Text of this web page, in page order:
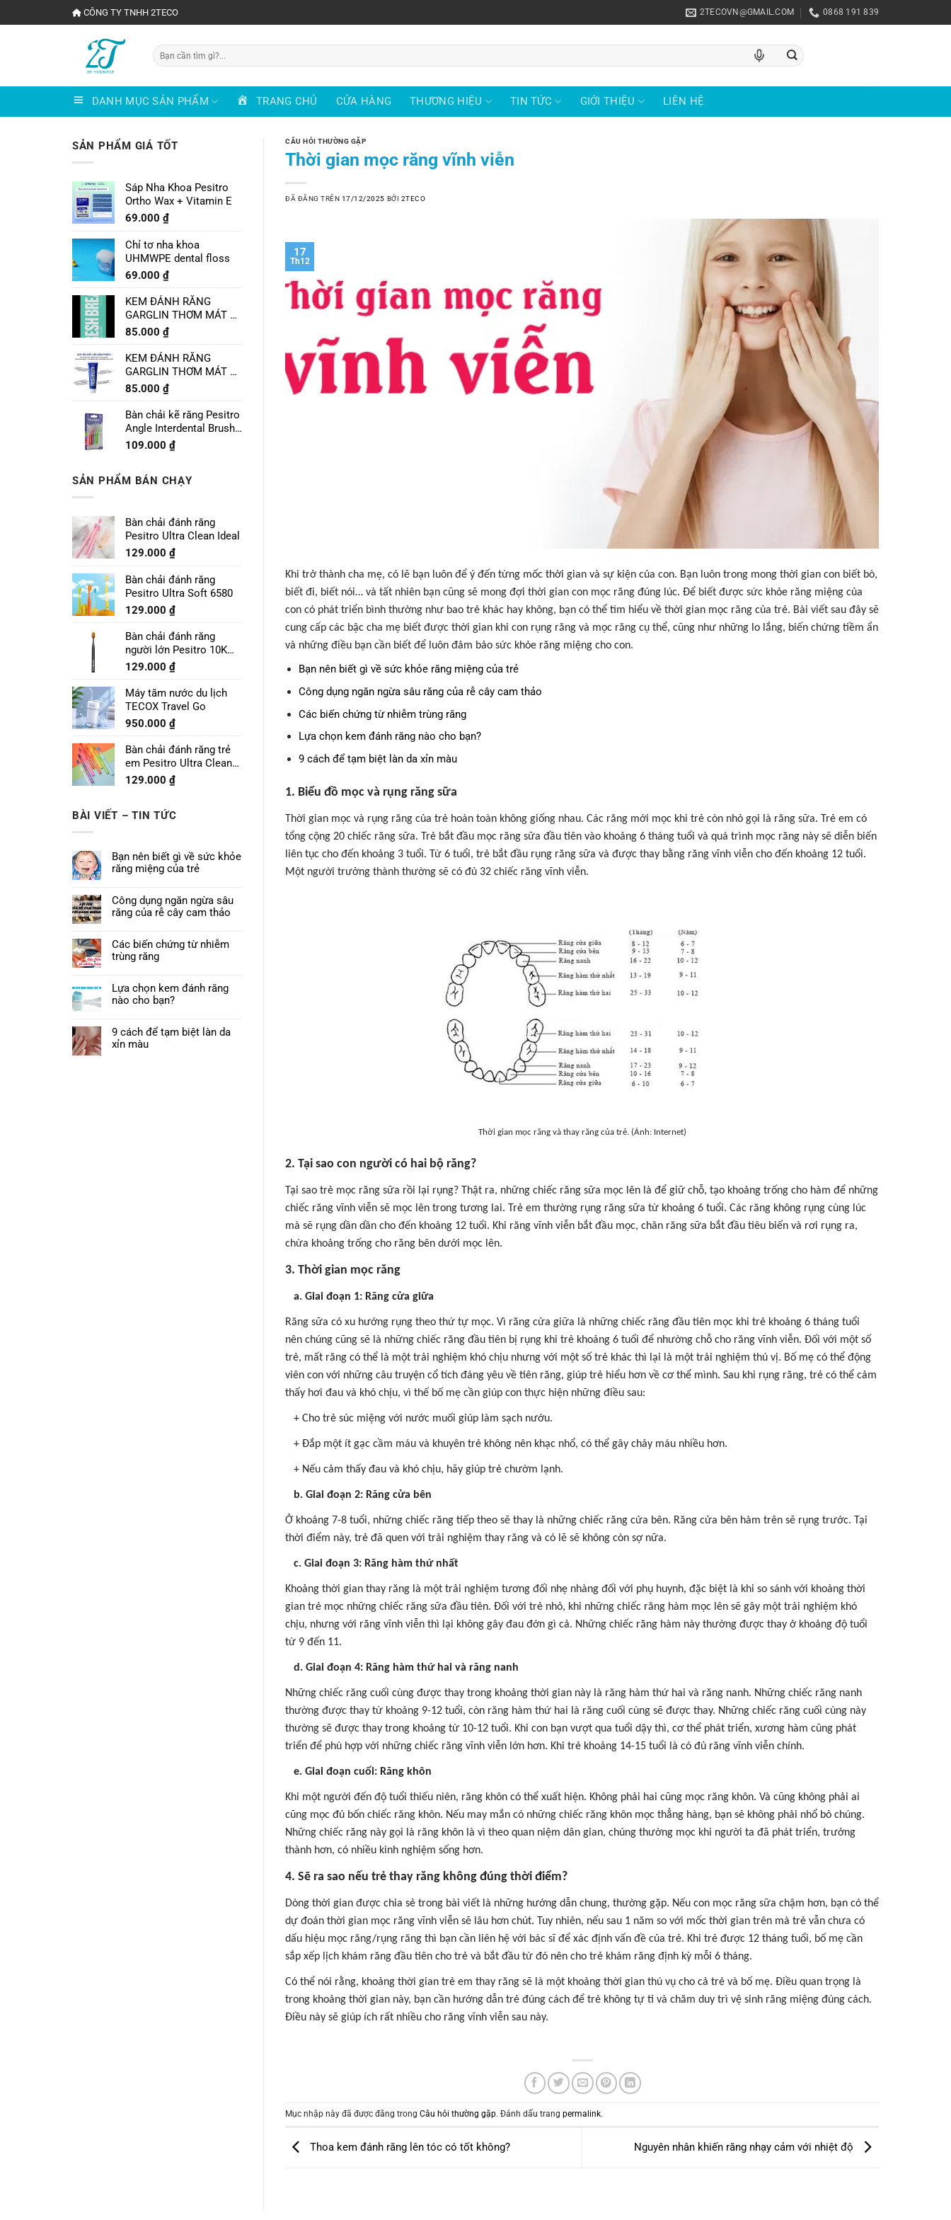
đến
CÔNG TY TNHH 2TECO 2TECOVN@GMAIL.COM 0868 191 839
Tìm
kiếm:
DANH MỤC SẢN PHẨM TRANG CHỦ CỬA HÀNG THƯƠNG HIỆU TIN TỨC GIỚI THIỆU LIÊN HỆ
SẢN PHẨM GIÁ TỐT
Sáp Nha Khoa Pesitro
Ortho Wax + Vitamin E
69.000 ₫
Chỉ tơ nha khoa
UHMWPE dental floss
69.000 ₫
KEM ĐÁNH RĂNG
GARGLIN THƠM MÁT VỊ
CHANH LIME MINT
85.000 ₫
KEM ĐÁNH RĂNG
GARGLIN THƠM MÁT VỊ
BẠC HÀ SPEARMINT
85.000 ₫
Bàn chải kẽ răng Pesitro
Angle Interdental Brush
Size 1 - 0.7mm
109.000 ₫
SẢN PHẨM BÁN CHẠY
Bàn chải đánh răng
Pesitro Ultra Clean Ideal
129.000 ₫
Bàn chải đánh răng
Pesitro Ultra Soft 6580
129.000 ₫
Bàn chải đánh răng
người lớn Pesitro 10K
Pro
129.000 ₫
Máy tăm nước du lịch
TECOX Travel Go
950.000 ₫
Bàn chải đánh răng trẻ
em Pesitro Ultra Clean
Prime 7680
129.000 ₫
BÀI VIẾT – TIN TỨC
Bạn nên biết gì về sức khỏe
răng miệng của trẻ
Công dụng ngăn ngừa sâu
răng của rễ cây cam thảo
Các biến chứng từ nhiễm
trùng răng
Lựa chọn kem đánh răng
nào cho bạn?
9 cách để tạm biệt làn da
xỉn màu
CÂU HỎI THƯỜNG GẶP
Thời gian mọc răng vĩnh viễn
ĐÃ ĐĂNG TRÊN 17/12/2025 BỞI 2TECO
17
Th12
Khi trở thành cha mẹ, có lẽ bạn luôn để ý đến từng mốc thời gian và sự kiện của con. Bạn luôn trong mong thời gian con biết bò,
biết đi, biết nói… và tất nhiên bạn cũng sẽ mong đợi thời gian con mọc răng đúng lúc. Để biết được sức khỏe răng miệng của
con có phát triển bình thường như bao trẻ khác hay không, bạn có thể tìm hiểu về thời gian mọc răng của trẻ. Bài viết sau đây sẽ
cung cấp các bậc cha mẹ biết được thời gian khi con rụng răng và mọc răng cụ thể, cũng như những lo lắng, biến chứng tiềm ẩn
và những điều bạn cần biết để luôn đảm bảo sức khỏe răng miệng cho con.
Bạn nên biết gì về sức khỏe răng miệng của trẻ
Công dụng ngăn ngừa sâu răng của rễ cây cam thảo
Các biến chứng từ nhiễm trùng răng
Lựa chọn kem đánh răng nào cho bạn?
9 cách để tạm biệt làn da xỉn màu
1. Biểu đồ mọc và rụng răng sữa
Thời gian mọc và rụng răng của trẻ hoàn toàn không giống nhau. Các răng mới mọc khi trẻ còn nhỏ gọi là răng sữa. Trẻ em có
tổng cộng 20 chiếc răng sữa. Trẻ bắt đầu mọc răng sữa đầu tiên vào khoảng 6 tháng tuổi và quá trình mọc răng này sẽ diễn biến
liên tục cho đến khoảng 3 tuổi. Từ 6 tuổi, trẻ bắt đầu rụng răng sữa và được thay bằng răng vĩnh viễn cho đến khoảng 12 tuổi.
Một người trưởng thành thường sẽ có đủ 32 chiếc răng vĩnh viễn.
Thời gian mọc răng và thay răng của trẻ. (Ảnh: Internet)
2. Tại sao con người có hai bộ răng?
Tại sao trẻ mọc răng sữa rồi lại rụng? Thật ra, những chiếc răng sữa mọc lên là để giữ chỗ, tạo khoảng trống cho hàm để những
chiếc răng vĩnh viễn sẽ mọc lên trong tương lai. Trẻ em thường rụng răng sữa từ khoảng 6 tuổi. Các răng không rụng cùng lúc
mà sẽ rụng dần dần cho đến khoảng 12 tuổi. Khi răng vĩnh viễn bắt đầu mọc, chân răng sữa bắt đầu tiêu biến và rơi rụng ra,
chừa khoảng trống cho răng bên dưới mọc lên.
3. Thời gian mọc răng
a. Giai đoạn 1: Răng cửa giữa
Răng sữa có xu hướng rụng theo thứ tự mọc. Vì răng cửa giữa là những chiếc răng đầu tiên mọc khi trẻ khoảng 6 tháng tuổi
nên chúng cũng sẽ là những chiếc răng đầu tiên bị rụng khi trẻ khoảng 6 tuổi để nhường chỗ cho răng vĩnh viễn. Đối với một số
trẻ, mất răng có thể là một trải nghiệm khó chịu nhưng với một số trẻ khác thì lại là một trải nghiệm thú vị. Bố mẹ có thể động
viên con với những câu truyện cổ tích đáng yêu về tiên răng, giúp trẻ hiểu hơn về cơ thể mình. Sau khi rụng răng, trẻ có thể cảm
thấy hơi đau và khó chịu, vì thế bố mẹ cần giúp con thực hiện những điều sau:
+ Cho trẻ súc miệng với nước muối giúp làm sạch nướu.
+ Đắp một ít gạc cầm máu và khuyên trẻ không nên khạc nhổ, có thể gây chảy máu nhiều hơn.
+ Nếu cảm thấy đau và khó chịu, hãy giúp trẻ chườm lạnh.
b. Giai đoạn 2: Răng cửa bên
Ở khoảng 7-8 tuổi, những chiếc răng tiếp theo sẽ thay là những chiếc răng cửa bên. Răng cửa bên hàm trên sẽ rụng trước. Tại
thời điểm này, trẻ đã quen với trải nghiệm thay răng và có lẽ sẽ không còn sợ nữa.
c. Giai đoạn 3: Răng hàm thứ nhất
Khoảng thời gian thay răng là một trải nghiệm tương đối nhẹ nhàng đối với phụ huynh, đặc biệt là khi so sánh với khoảng thời
gian trẻ mọc những chiếc răng sữa đầu tiên. Đối với trẻ nhỏ, khi những chiếc răng hàm mọc lên sẽ gây một trải nghiệm khó
chịu, nhưng với răng vĩnh viễn thì lại không gây đau đớn gì cả. Những chiếc răng hàm này thường được thay ở khoảng độ tuổi
từ 9 đến 11.
d. Giai đoạn 4: Răng hàm thứ hai và răng nanh
Những chiếc răng cuối cùng được thay trong khoảng thời gian này là răng hàm thứ hai và răng nanh. Những chiếc răng nanh
thường được thay từ khoảng 9-12 tuổi, còn răng hàm thứ hai là răng cuối cùng sẽ được thay. Những chiếc răng cuối cùng này
thường sẽ được thay trong khoảng từ 10-12 tuổi. Khi con bạn vượt qua tuổi dậy thì, cơ thể phát triển, xương hàm cũng phát
triển để phù hợp với những chiếc răng vĩnh viễn lớn hơn. Khi trẻ khoảng 14-15 tuổi là có đủ răng vĩnh viễn chính.
e. Giai đoạn cuối: Răng khôn
Khi một người đến độ tuổi thiếu niên, răng khôn có thể xuất hiện. Không phải hai cũng mọc răng khôn. Và cũng không phải ai
cũng mọc đủ bốn chiếc răng khôn. Nếu may mắn có những chiếc răng khôn mọc thẳng hàng, bạn sẻ không phải nhổ bỏ chúng.
Những chiếc răng này gọi là răng khôn là vì theo quan niệm dân gian, chúng thường mọc khi người ta đã phát triển, trưởng
thành hơn, có nhiều kinh nghiệm sống hơn.
4. Sẽ ra sao nếu trẻ thay răng không đúng thời điểm?
Dòng thời gian được chia sẻ trong bài viết là những hướng dẫn chung, thường gặp. Nếu con mọc răng sữa chậm hơn, bạn có thể
dự đoán thời gian mọc răng vĩnh viễn sẽ lâu hơn chút. Tuy nhiên, nếu sau 1 năm so với mốc thời gian trên mà trẻ vẫn chưa có
dấu hiệu mọc răng/rụng răng thì bạn cần liên hệ với bác sĩ để xác định vấn đề của trẻ. Khi trẻ được 12 tháng tuổi, bố mẹ cần
sắp xếp lịch khám răng đầu tiên cho trẻ và bắt đầu từ đó nên cho trẻ khám răng định kỳ mỗi 6 tháng.
Có thể nói rằng, khoảng thời gian trẻ em thay răng sẽ là một khoảng thời gian thú vụ cho cả trẻ và bố mẹ. Điều quan trọng là
trong khoảng thời gian này, bạn cần hướng dẫn trẻ đúng cách để trẻ không tự ti và chăm duy trì vệ sinh răng miệng đúng cách.
Điều này sẽ giúp ích rất nhiều cho răng vĩnh viễn sau này.
Mục nhập này đã được đăng trong Câu hỏi thường gặp. Đánh dấu trang permalink.
Thoa kem đánh răng lên tóc có tốt không? Nguyên nhân khiến răng nhạy cảm với nhiệt độ